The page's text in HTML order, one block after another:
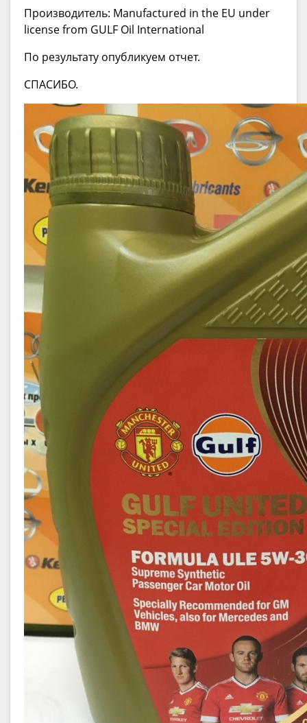
Производитель: Маnufactured in the EU under
license from GULF Oil International
По результату опубликуем отчет.
СПАСИБО.